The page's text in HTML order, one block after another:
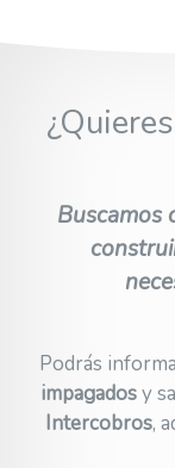
Buscamos
Podrás
impagadosy
Intercobros,